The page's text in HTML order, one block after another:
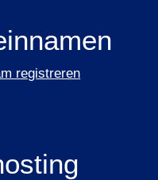
registreren